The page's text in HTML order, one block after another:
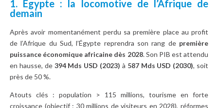
1. Égypte : la locomotive de l’Afrique de
demain
Après avoir momentanément perdu sa première place au profit
de l’Afrique du Sud, l’Égypte reprendra son rang de première
puissance économique africaine dès 2028. Son PIB est attendu
en hausse, de 394 Mds USD (2023) à 587 Mds USD (2030), soit
près de 50 %.
Atouts clés : population > 115 millions, tourisme en forte
croissance (objectif : 30 millions de visiteurs en 2028), réformes